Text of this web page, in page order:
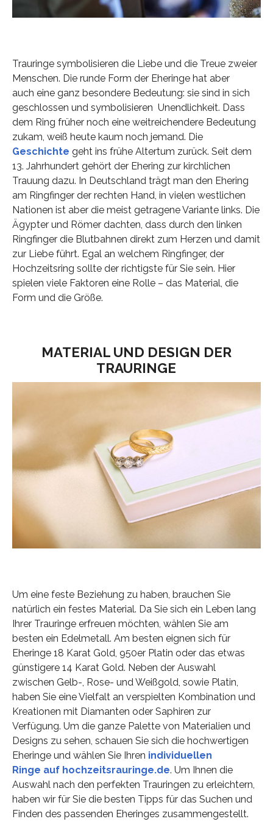
Trauringe symbolisieren die Liebe und die Treue zweier
Menschen. Die runde Form der Eheringe hat aber
auch eine ganz besondere Bedeutung: sie sind in sich
geschlossen und symbolisieren Unendlichkeit. Dass
dem Ring früher noch eine weitreichendere Bedeutung
zukam, weiß heute kaum noch jemand. Die
Geschichte geht ins frühe Altertum zurück. Seit dem
13. Jahrhundert gehört der Ehering zur kirchlichen
Trauung dazu. In Deutschland trägt man den Ehering
am Ringfinger der rechten Hand, in vielen westlichen
Nationen ist aber die meist getragene Variante links. Die
Ägypter und Römer dachten, dass durch den linken
Ringfinger die Blutbahnen direkt zum Herzen und damit
zur Liebe führt. Egal an welchem Ringfinger, der
Hochzeitsring sollte der richtigste für Sie sein. Hier
spielen viele Faktoren eine Rolle – das Material, die
Form und die Größe.
MATERIAL UND DESIGN DER
TRAURINGE
Um eine feste Beziehung zu haben, brauchen Sie
natürlich ein festes Material. Da Sie sich ein Leben lang
Ihrer Trauringe erfreuen möchten, wählen Sie am
besten ein Edelmetall. Am besten eignen sich für
Eheringe 18 Karat Gold, 950er Platin oder das etwas
günstigere 14 Karat Gold. Neben der Auswahl
zwischen Gelb-, Rose- und Weißgold, sowie Platin,
haben Sie eine Vielfalt an verspielten Kombination und
Kreationen mit Diamanten oder Saphiren zur
Verfügung. Um die ganze Palette von Materialien und
Designs zu sehen, schauen Sie sich die hochwertigen
Eheringe und wählen Sie Ihren individuellen
Ringe auf hochzeitsrauringe.de. Um Ihnen die
Auswahl nach den perfekten Trauringen zu erleichtern,
haben wir für Sie die besten Tipps für das Suchen und
Finden des passenden Eheringes zusammengestellt.